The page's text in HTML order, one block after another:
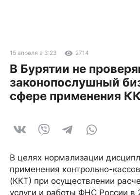
15 апреля в 3:23 2714
В Бурятии не
законопослушный
сфере применения
В целях нормализации
применения контрольно-
(ККТ) при осуществлении
услуги и работы ФНС России в